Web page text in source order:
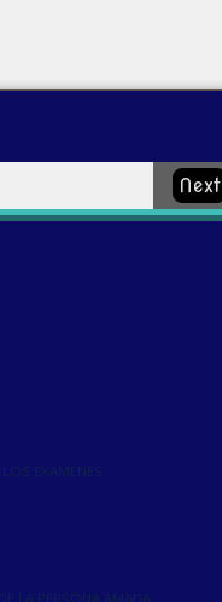
Next
EXAMENES
LA PERSONA AMADA